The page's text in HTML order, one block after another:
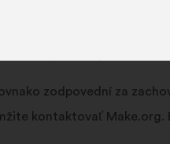
používať služby
plnú zodpovednosť.
zodpovední za
kontaktovať